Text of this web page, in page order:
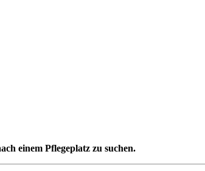
einem Pflegeplatz zu suchen.